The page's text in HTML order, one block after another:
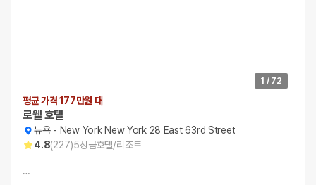
1 / 72
평균 가격 177만원 대
로웰 호텔
뉴욕- New York New York 28 East 63rd Street
4.8(227)5성급호텔/리조트
…